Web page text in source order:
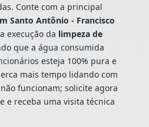
Conte com a principal
Santo Antônio - Francisco
execução da limpeza de
que a água consumida
esteja 100% pura e
mais tempo lidando com
funcionam; solicite agora
e receba uma visita técnica